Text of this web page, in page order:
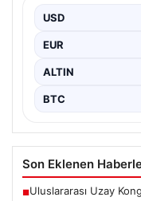
USD
EUR
ALTIN
BTC
Son Eklenen
■Uluslararası Uzay